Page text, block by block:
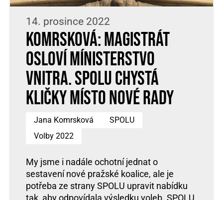
14. prosince 2022
Komrsková: Magistrát
osloví Mínisterstvo
vnitra. SPOLU chystá
kličky místo nové rady
Jana Komrsková
SPOLU
Volby 2022
My jsme i nadále ochotní jednat o
sestavení nové pražské koalice, ale je
potřeba ze strany SPOLU upravit nabídku
tak, aby odpovídala výsledku voleb. SPOLU